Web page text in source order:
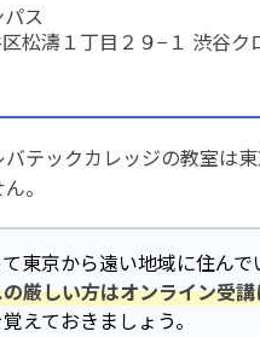
ス
松濤１丁目２９−１ 渋谷ク
テックカレッジの教室は
。
東京から遠い地域に住んで
厳しい方はオンライン受
えておきましょう。